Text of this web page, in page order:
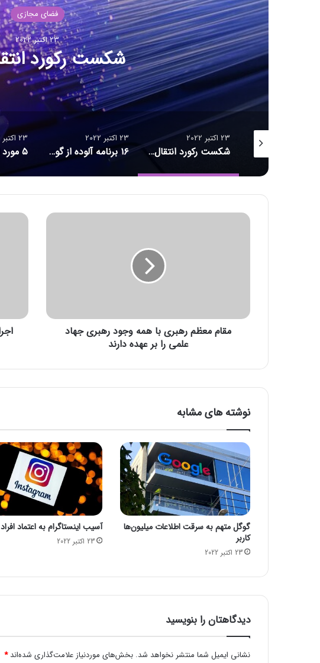
۱۶ برنامه آلوده از گوگل پلی پاک شدند
23 اکتبر 2022
۱۶ برنامه آلوده از گوگل پلی پاک شدند
23 اکتبر 2022 23 اکتبر 2022
م
ر
ی
م
ه
و
ج
و
ر
ه
ر
ی
ج
ا
ل
ی
ر
مقام معظم رهبری با همه وجود رهبری جهاد
علمی را بر عهده دارند
ا
ژ
ی
ب
ه
ا
ر
ز
ش
۵
ه
م
د
نوشته های مشابه
گوگل متهم به سرقت اطلاعات میلیون‌ها
کاربر
23 اکتبر 2022
آسیب اینستاگرام به اعتماد افراد
23 اکتبر 2022
دیدگاهتان را بنویسید
نشانی ایمیل شما منتشر نخواهد شد. بخش‌های موردنیاز علامت‌گذاری شده‌اند*